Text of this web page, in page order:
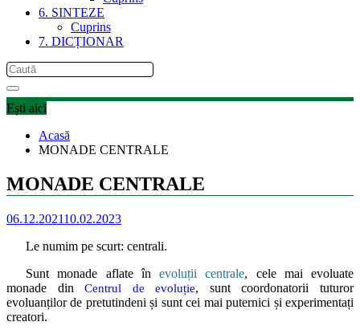
6. SINTEZE
Cuprins
7. DICȚIONAR
Ești aici
Acasă
MONADE CENTRALE
MONADE CENTRALE
06.12.202110.02.2023
Le numim pe scurt: centrali.
Sunt monade aflate în evoluții centrale, cele mai evoluate
monade dinCentrul de evoluție, sunt coordonatorii tuturor
evoluanților de pretutindeni și sunt cei mai puternici și experimentați
creatori.